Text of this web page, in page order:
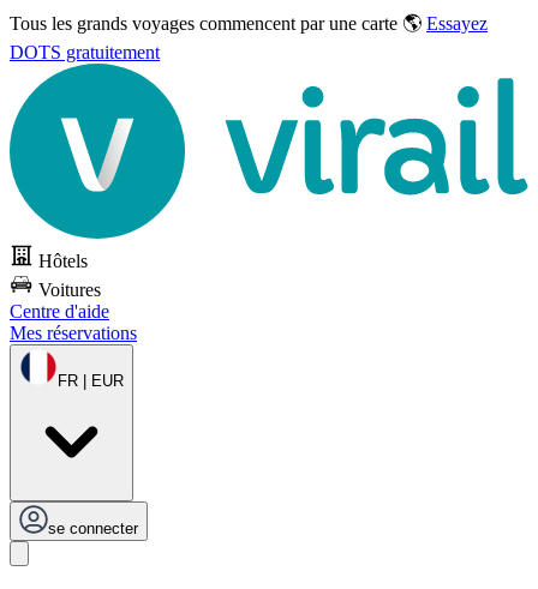
Tous les grands voyages commencent par une carte 🌎 Essayez
DOTS gratuitement
Hôtels
Voitures
Centre d'aide
Mes réservations
FR | EUR
se connecter